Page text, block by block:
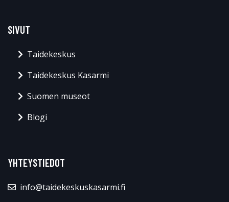
SIVUT
Taidekeskus
Taidekeskus Kasarmi
Suomen museot
Blogi
YHTEYSTIEDOT
info@taidekeskuskasarmi.fi